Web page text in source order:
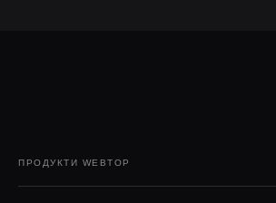
Пакети послуг WEBTOP
ПРОДУКТИ WEBTOP